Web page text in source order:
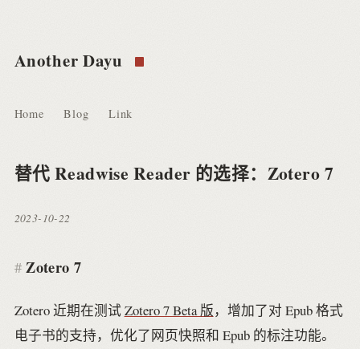
Another Dayu
Home Blog Link
替代 Readwise Reader 的选择：Zotero 7
2023-10-22
Zotero 7
Zotero 近期在测试Zotero 7 Beta 版，增加了对 Epub 格式
电子书的支持，优化了网页快照和 Epub 的标注功能。